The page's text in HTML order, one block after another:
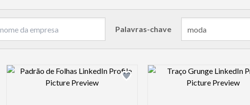
Palavras-chave
Design preview image Design